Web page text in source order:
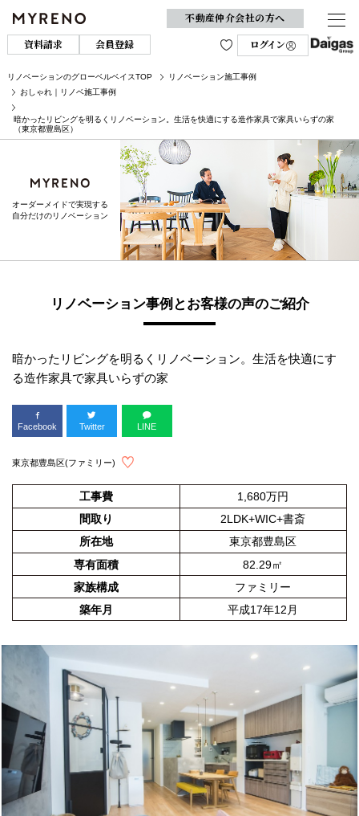
不動産仲介会社の方へ
資料請求
会員登録 ログイン
リノベーションのグローベルベイスTOP
リノベーション施工事例
おしゃれ｜リノベ施工事例
暗かったリビングを明るくリノベーション。生活を快適にする造作家具で家具いらずの家
（東京都豊島区）
オーダーメイドで実現する
自分だけのリノベーション
リノベーション事例とお客様の声のご紹介
暗かったリビングを明るくリノベーション。生活を快適にす
る造作家具で家具いらずの家
Facebook Twitter LINE
東京都豊島区(ファミリー)
工事費
1,680万円
間取り
2LDK+WIC+書斎
所在地
東京都豊島区
専有面積
82.29㎡
家族構成
ファミリー
築年月
平成17年12月